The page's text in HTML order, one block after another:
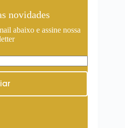
novidades
abaixo e assine nossa